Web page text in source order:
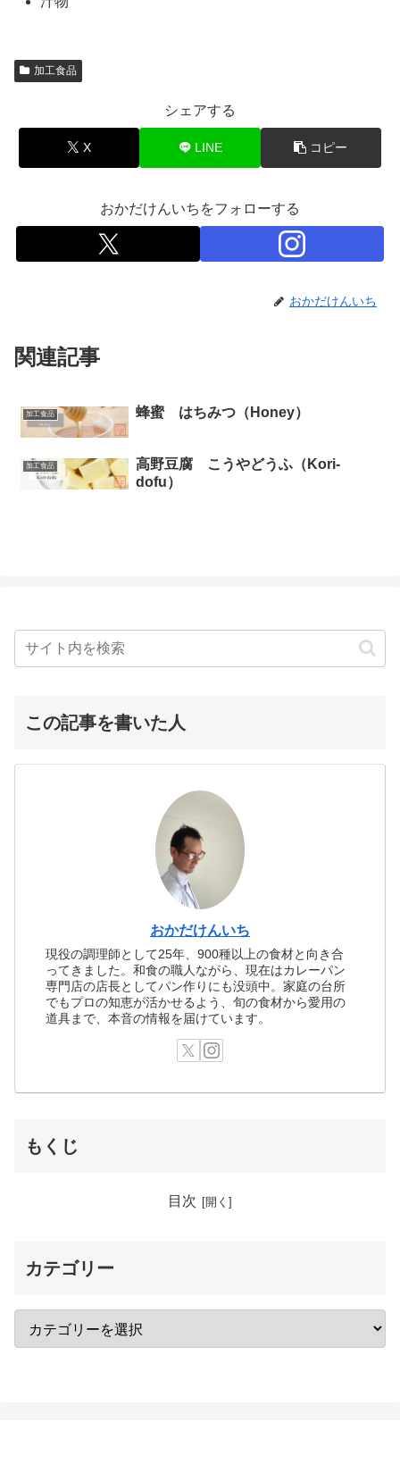
加工食品
シェアする
X LINE コピー
おかだけんいちをフォローする
おかだけんいち
関連記事
加工食品 蜂蜜 はちみつ（Honey）
加工食品
高野豆腐 こうやどうふ（Kori-
dofu）
この記事を書いた人
おかだけんいち
現役の調理師として25年、900種以上の食材と向き合
ってきました。和食の職人ながら、現在はカレーパン
専門店の店長としてパン作りにも没頭中。家庭の台所
でもプロの知恵が活かせるよう、旬の食材から愛用の
道具まで、本音の情報を届けています。
もくじ
目次
カテゴリー